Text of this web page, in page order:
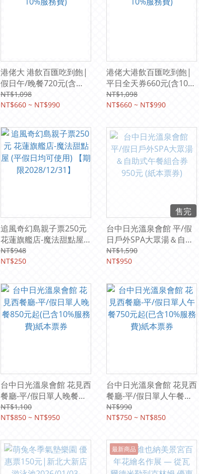
港佬大 港飲百匯吃到飽|
假日午/晚餐720元(含
10%服務費)
NT$1,098
NT$660 ~ NT$990
港佬大港飲百匯吃到飽|
平日全天券660元(含10%
服務費)
NT$1,098
NT$660 ~ NT$990
追風奇幻島親子票250元
花蓮旗艦店-魔法甜點屋
(平假日均可使用) 【期限
2028/12/31】
NT$948
NT$250
售完
台中日光溫泉會館 平/假
日戶外SPA大眾湯＆自助
式午餐組合券 950元 (紙
本票券)
NT$1,590
NT$950
台中日光溫泉會館 花見西
餐廳-平/假日單人晚餐
850元起(已含10%服務費)
紙本票券
NT$1,100
NT$850 ~ NT$950
台中日光溫泉會館 花見西
餐廳-平/假日單人午餐
750元起(已含10%服務費)
紙本票券
NT$990
NT$750 ~ NT$850
最新商品